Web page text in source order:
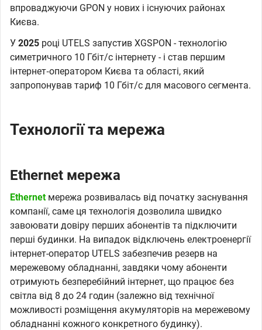
впроваджуючи GPON у нових і існуючих районах
Києва.
У 2025 році UTELS запустив XGSPON - технологію
симетричного 10 Гбіт/с інтернету - і став першим
інтернет‑оператором Києва та області, який
запропонував тариф 10 Гбіт/с для масового сегмента.
Технології та мережа
Ethernet мережа
Ethernetмережа розвивалась від початку заснування
компанії, саме ця технологія дозволила швидко
завоювати довіру перших абонентів та підключити
перші будинки. На випадок відключень електроенергії
інтернет-оператор UTELS забезпечив резерв на
мережевому обладнанні, завдяки чому абоненти
отримують безперебійний інтернет, що працює без
світла від 8 до 24 годин (залежно від технічної
можливості розміщення акумуляторів на мережевому
обладнанні кожного конкретного будинку).